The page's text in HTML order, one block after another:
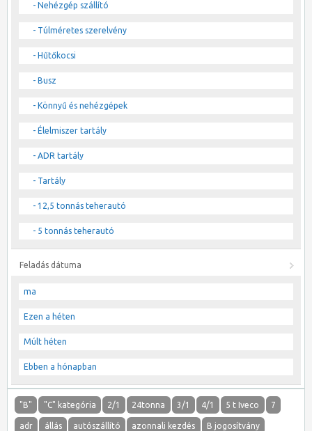
- Nehézgép szállító
- Túlméretes szerelvény
- Hűtőkocsi
- Busz
- Könnyű és nehézgépek
- Élelmiszer tartály
- ADR tartály
- Tartály
- 12,5 tonnás teherautó
- 5 tonnás teherautó
Feladás dátuma
ma
Ezen a héten
Múlt héten
Ebben a hónapban
"B" "C" kategória 2/1 24tonna 3/1 4/1 5 t Iveco 7
adr állás autószállító azonnali kezdés B jogosítvány